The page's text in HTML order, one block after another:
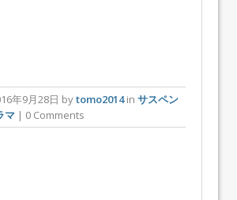
年9月28日 bytomo2014in サスペン
マ | 0 Comments